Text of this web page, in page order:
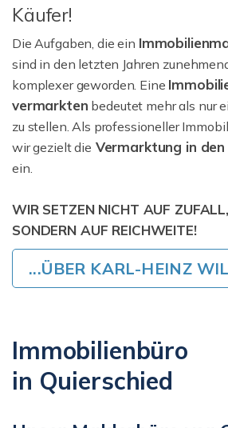
Käufer!
Die Aufgaben, die ein
sind in den letzten Jahren
komplexer geworden. Eine
vermarkten bedeutet mehr als nur
zu stellen. Als professioneller
wir gezielt die Vermarktung in den
ein.
WIR SETZEN NICHT AUF ZUFALL,
SONDERN AUF REICHWEITE!
...ÜBER KARL-HEINZ
Immobilienbüro
in Quierschied